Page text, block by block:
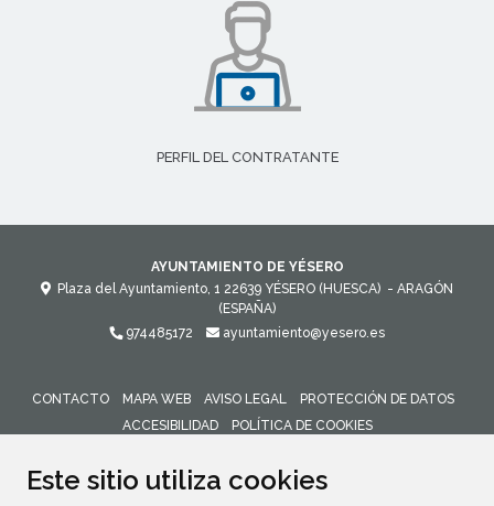
Este sitio utiliza cookies
PERFIL DEL CONTRATANTE
AYUNTAMIENTO DE YÉSERO
Plaza del Ayuntamiento, 1 22639 YÉSERO (HUESCA) - ARAGÓN
(ESPAÑA)
974485172
ayuntamiento@yesero.es
CONTACTO MAPA WEB AVISO LEGAL
PROTECCIÓN DE DATOS
ACCESIBILIDAD
POLÍTICA DE COOKIES